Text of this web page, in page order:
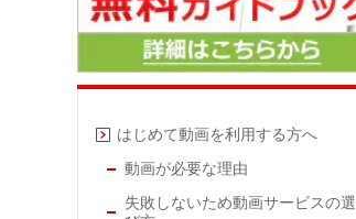
はじめて動画を利用する方へ
動画が必要な理由
失敗しないため動画サービスの選